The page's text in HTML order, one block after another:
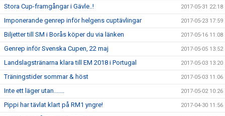
Stora Cup-framgångar i Gävle..! 2017-05-31 22:18
Imponerande genrep inför helgens cuptävlingar 2017-05-23 17:59
Biljetter till SM i Borås köper du via länken 2017-05-16 11:08
Genrep inför Svenska Cupen, 22 maj 2017-05-05 13:52
Landslagstränarna klara till EM 2018 i Portugal 2017-05-03 13:20
Träningstider sommar & höst 2017-05-03 11:06
Inte ett läger utan....... 2017-05-02 10:26
Pippi har tävlat klart på RM1 yngre! 2017-04-30 11:56